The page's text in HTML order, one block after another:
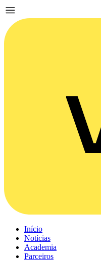
Início
Notícias
Academia
Parceiros